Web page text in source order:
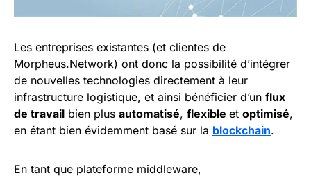
Les entreprises existantes (et clientes de
Morpheus.Network) ont donc la possibilité d’intégrer
de nouvelles technologies directement à leur
infrastructure logistique, et ainsi bénéficier d’un flux
de travail bien plus automatisé, flexible et optimisé,
en étant bien évidemment basé sur la blockchain.
En tant que plateforme middleware,